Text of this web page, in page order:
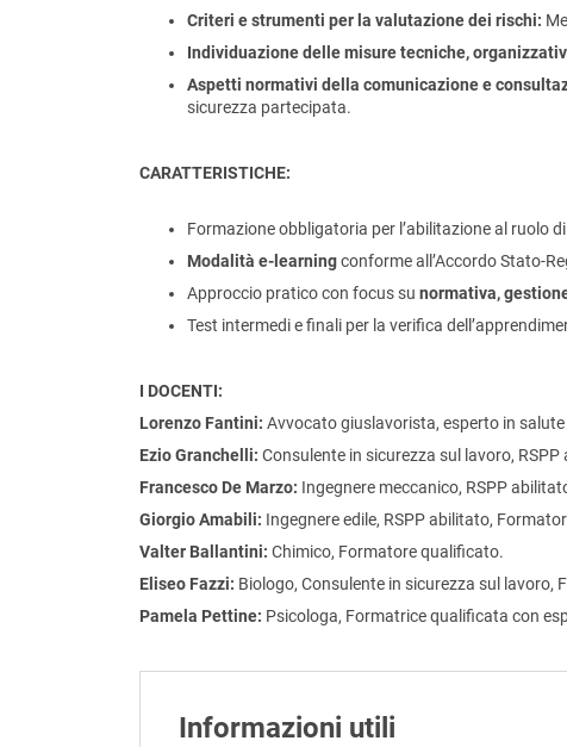
Criteri e strumenti per la valutazione dei rischi:
Individuazione delle misure tecniche,
Aspetti normativi della comunicazione e
sicurezza partecipata.
CARATTERISTICHE:
Formazione obbligatoria per l’abilitazione al ruolo di
Modalità e-learningconforme all’Accordo Stato-
Approccio pratico con focus su normativa,
Test intermedi e finali per la verifica
I DOCENTI:
Lorenzo Fantini: Avvocato giuslavorista, esperto in
Ezio Granchelli: Consulente in sicurezza sul lavoro,
Francesco De Marzo: Ingegnere meccanico, RSPP
Giorgio Amabili: Ingegnere edile, RSPP abilitato,
Valter Ballantini: Chimico, Formatore qualificato.
Eliseo Fazzi: Biologo, Consulente in sicurezza sul lavoro,
Pamela Pettine: Psicologa, Formatrice qualificata con
Informazioni utili